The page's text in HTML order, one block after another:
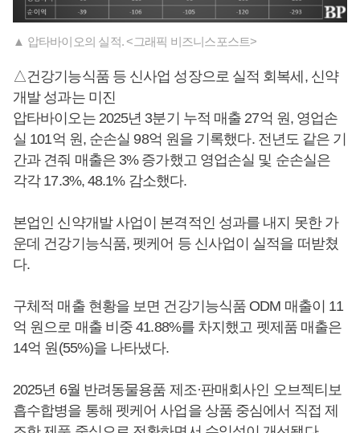
▲ 압타바이오의 실적. <그래픽 비즈니스포스트>
△건강기능식품 등 신사업 성장으로 실적 회복세, 신약
개발 성과는 미진
압타바이오는 2025년 3분기 누적 매출 27억 원, 영업손
실 101억 원, 순손실 98억 원을 기록했다. 전년도 같은 기
간과 견줘 매출은 3% 증가했고 영업손실 및 순손실은
각각 17.3%, 48.1% 감소했다.
본업인 신약개발 사업이 본격적인 성과를 내지 못한 가
운데 건강기능식품, 펫케어 등 신사업이 실적을 떠받쳤
다.
구체적 매출 현황을 보면 건강기능식품 ODM 매출이 11
억 원으로 매출 비중 41.88%를 차지했고 펫제품 매출은
14억 원(55%)을 나타냈다.
2025년 6월 반려동물용품 제조·판매회사인 오브젝티보
흡수합병을 통해 펫케어 사업을 상품 중심에서 직접 제